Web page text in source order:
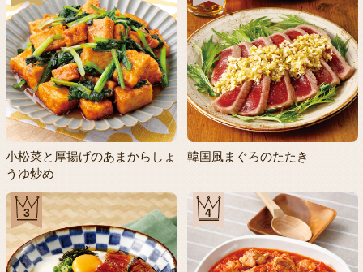
小松菜と厚揚げのあまからしょ
うゆ炒め
韓国風まぐろのたたき
3 4